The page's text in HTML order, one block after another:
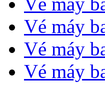
Vé máy
Vé máy
Vé máy